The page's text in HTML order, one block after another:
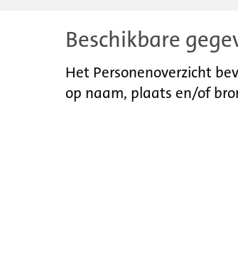
Beschikbare
Het Personenoverzicht
op naam, plaats en/of